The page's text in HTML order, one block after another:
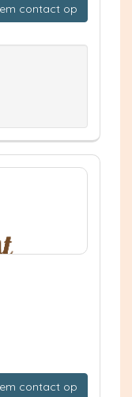
contact op
contact op